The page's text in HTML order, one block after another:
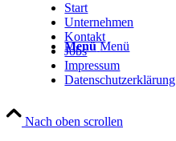
Menü Menü
Link zu Facebook
Start
Unternehmen
Kontakt
Jobs
Impressum
Datenschutzerklärung
Nach oben scrollen